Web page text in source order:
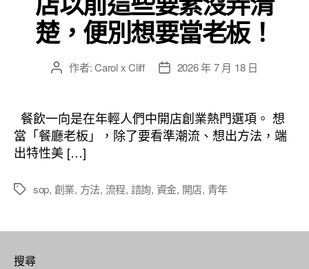
楚，便別想要當老板！
文
者
作者:Carol x Cliff
文
佈
日
期
2026 年 7 月 18 日
餐飲一向是在年輕人們中開店創業熱門選項。 想
當「餐廳老板」，除了要看準潮流、想出方法，端
出特性美 […]
標
sop, 創業, 方法, 流程, 諮詢, 資金, 開店, 青年
搜尋